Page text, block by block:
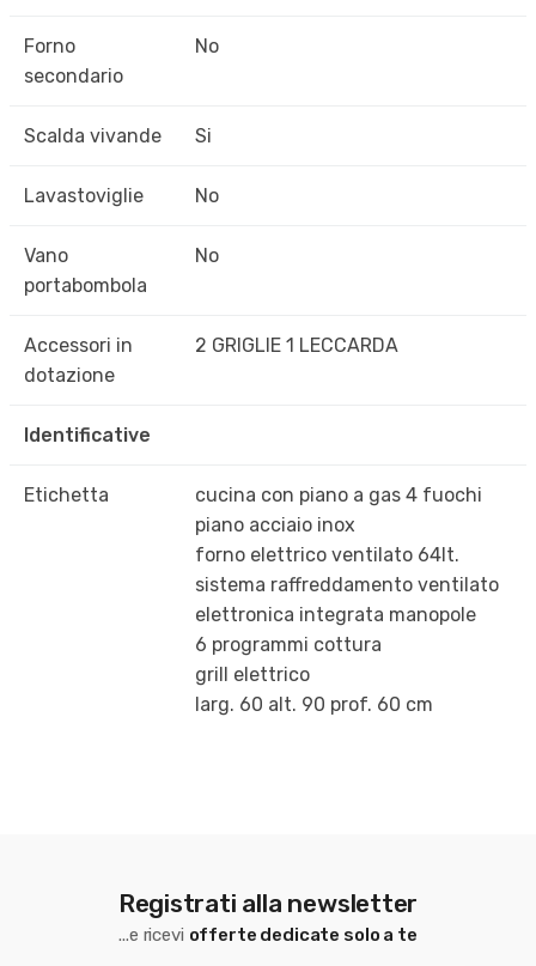
Forno
secondario
No
Scalda vivande Si
Lavastoviglie No
Vano
portabombola
No
Accessori in
dotazione
2 GRIGLIE 1 LECCARDA
Identificative
Etichetta
cucina con piano a gas 4 fuochi
piano acciaio inox
forno elettrico ventilato 64lt.
sistema raffreddamento ventilato
elettronica integrata manopole
6 programmi cottura
grill elettrico
larg. 60 alt. 90 prof. 60 cm
Registrati alla newsletter
...e ricevi offerte dedicate solo a te